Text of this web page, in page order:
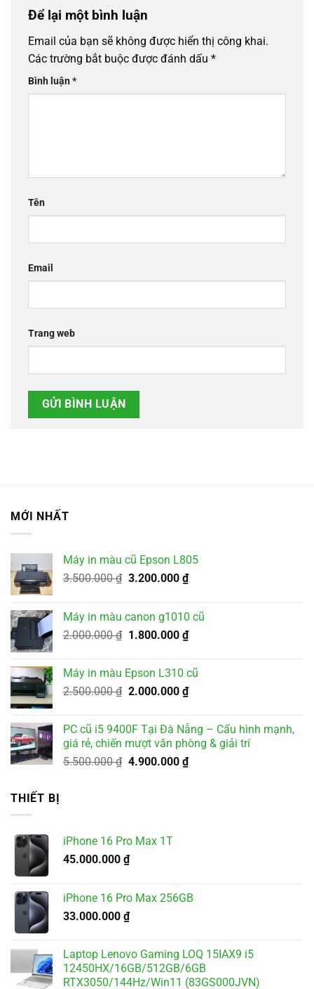
Để lại một bình luận
Email của bạn sẽ không được hiển thị công khai.
Các trường bắt buộc được đánh dấu *
Bình luận*
Tên
Email
Trang web
MỚI NHẤT
Máy in màu cũ Epson L805
3.500.000₫ Giá
3.500.000 ₫.
3.200.000 ₫Giá
là:
3.200.000 ₫.
Máy in màu canon g1010 cũ
2.000.000₫ Giá
2.000.000 ₫.
1.800.000 ₫Giá
là:
1.800.000 ₫.
Máy in màu Epson L310 cũ
2.500.000₫ Giá
2.500.000 ₫.
2.000.000 ₫Giá
tại
là:
2.000.000 ₫.
PC cũ i5 9400F Tại Đà Nẵng – Cấu hình mạnh,
giá rẻ, chiến mượt văn phòng & giải trí
5.500.000₫ Giá
4.900.000 ₫Giá
THIẾT BỊ
iPhone 16 Pro Max 1T
45.000.000 ₫
iPhone 16 Pro Max 256GB
33.000.000 ₫
Laptop Lenovo Gaming LOQ 15IAX9 i5
12450HX/16GB/512GB/6GB
RTX3050/144Hz/Win11 (83GS000JVN)